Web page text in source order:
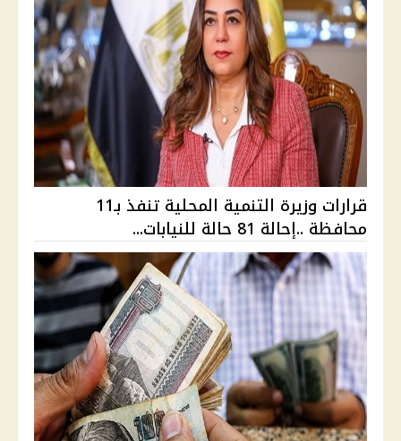
قرارات وزيرة التنمية المحلية تنفذ بـ11
محافظة ..إحالة 81 حالة للنيابات...